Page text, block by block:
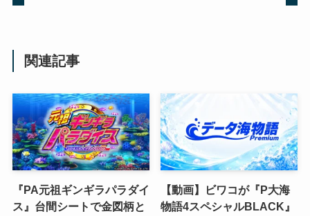
関連記事
『PA元祖ギンギラパラダイ
ス』台間シートで金図柄と
【動画】ビワコが『P大海
物語4スペシャルBLACK』